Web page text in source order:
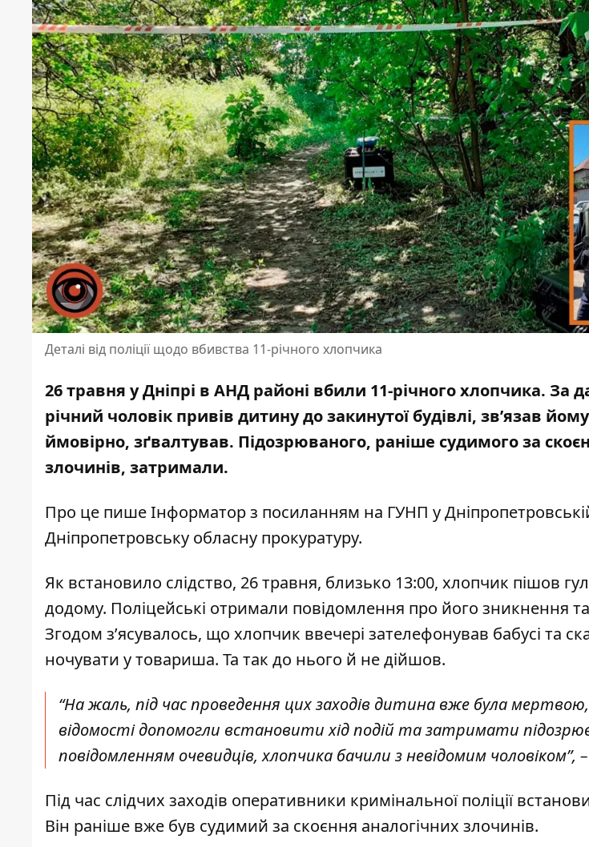
Деталі від поліції щодо вбивства 11-річного хлопчика
26 травня у Дніпрі в АНД районі вбили 11-річного хлопчика. За
річний чоловік привів дитину до закинутої будівлі, зв’язав
ймовірно, зґвалтував. Підозрюваного, раніше судимого за
злочинів, затримали.
Про це пише Інформатор з посиланням на ГУНП у
Дніпропетровську обласну прокуратуру.
Як встановило слідство, 26 травня, близько 13:00, хлопчик пішов
додому. Поліцейські отримали повідомлення про його зникнення
Згодом з’ясувалось, що хлопчик ввечері зателефонував бабусі та
ночувати у товариша. Та так до нього й не дійшов.
“На жаль, під час проведення цих заходів дитина вже була
відомості допомогли встановити хід подій та затримати
повідомленням очевидців, хлопчика бачили з невідомим чоловіком”,
Під час слідчих заходів оперативники кримінальної поліції
Він раніше вже був судимий за скоєння аналогічних злочинів.